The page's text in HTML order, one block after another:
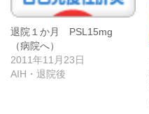
退院１か月 PSL15mg
（病院へ）
2011年11月23日
AIH・退院後